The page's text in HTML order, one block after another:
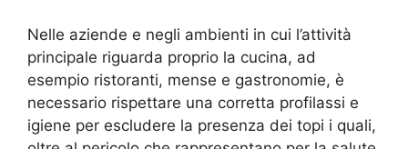
Nelle aziende e negli ambienti in cui l’attività
principale riguarda proprio la cucina, ad
esempio ristoranti, mense e gastronomie, è
necessario rispettare una corretta profilassi e
igiene per escludere la presenza dei topi i quali,